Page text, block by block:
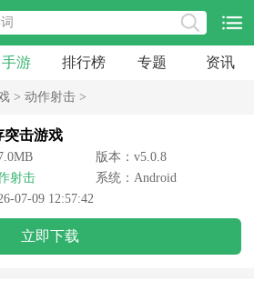
手游 排行榜 专题 资讯
> 动作射击 >
突击游戏
版本：v5.0.8
射击
系统：Android
07-09 12:57:42
立即下载